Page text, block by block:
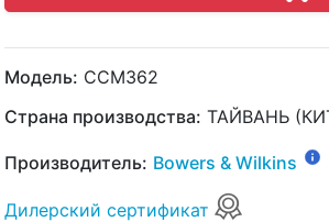
Модель: CCM362
Страна производства: ТАЙВАНЬ
Производитель: Bowers & Wilkins
Дилерский сертификат